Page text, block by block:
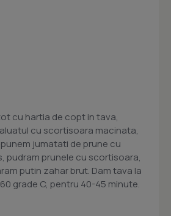
cu hartia de copt in tava,
cu scortisoara macinata,
jumatati de prune cu
pudram prunele cu scortisoara,
putin zahar brut. Dam tava la
grade C, pentru 40-45 minute.